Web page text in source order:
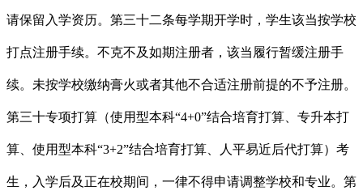
请保留入学资历。第三十二条每学期开学时，学生该当按学校
打点注册手续。不克不及如期注册者，该当履行暂缓注册手
续。未按学校缴纳膏火或者其他不合适注册前提的不予注册。
第三十专项打算（使用型本科“4+0”结合培育打算、专升本打
算、使用型本科“3+2”结合培育打算、人平易近后代打算）考
生，入学后及正在校期间，一律不得申请调整学校和专业。第